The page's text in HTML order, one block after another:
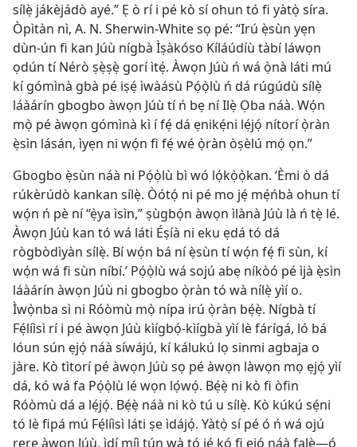
sílẹ̀ jákèjádò ayé.” Ẹ ò rí i pé kò sí ohun tó fi yàtọ̀ síra.
Òpìtàn nì, A. N. Sherwin-White sọ pé: “Irú ẹ̀sùn yẹn
dùn-ún fi kan Júù nígbà Ìṣàkóso Kíláúdíù tàbí láwọn
ọdún tí Nérò ṣẹ̀ṣẹ̀ gorí ìtẹ́. Àwọn Júù ń wá ọ̀nà láti mú
kí gómìnà gbà pé iṣẹ́ ìwàásù Pọ́ọ̀lù ń dá rúgúdù sílẹ̀
láàárín gbogbo àwọn Júù tí ń bẹ ní Ilẹ̀ Ọba náà. Wọ́n
mọ̀ pé àwọn gómìnà kì í fẹ́ dá ẹnikẹ́ni lẹ́jọ́ nítorí ọ̀ràn
ẹ̀sìn lásán, ìyẹn ni wọ́n fi fẹ́ wé ọ̀ràn òṣèlú mọ́ ọn.”
Gbogbo ẹ̀sùn náà ni Pọ́ọ̀lù bì wó lọ́kọ̀ọ̀kan. ‘Èmi ò dá
rúkèrúdò kankan sílẹ̀. Òótọ́ ni pé mo jẹ́ mẹ́ńbà ohun tí
wọ́n ń pè ní “ẹ̀ya ìsìn,” ṣùgbọ́n àwọn ìlànà Júù là ń tẹ̀ lé.
Àwọn Júù kan tó wá láti Éṣíà ni eku ẹdá tó dá
rògbòdìyàn sílẹ̀. Bí wọ́n bá ní ẹ̀sùn tí wọ́n fẹ́ fi sùn, kí
wọ́n wá fi sùn níbí.’ Pọ́ọ̀lù wá sojú abẹ níkòó pé ìjà ẹ̀sìn
láàárín àwọn Júù ni gbogbo ọ̀ràn tó wà nílẹ̀ yìí o.
Ìwọ̀nba sì ni Róòmù mọ̀ nípa irú ọ̀ràn bẹ́ẹ̀. Nígbà tí
Fẹ́líìsì rí i pé àwọn Júù kìígbọ́-kìígbà yìí lè fárígá, ló bá
lóun sún ẹjọ́ náà síwájú, kí kálukú lọ sinmi agbaja o
jàre. Kò tìtorí pé àwọn Júù sọ pé àwọn làwọn mọ ẹjọ́ yìí
dá, kó wá fa Pọ́ọ̀lù lé wọn lọ́wọ́. Bẹ́ẹ̀ ni kò fi òfin
Róòmù dá a lẹ́jọ́. Bẹ́ẹ̀ náà ni kò tú u sílẹ̀. Kò kúkú sẹ́ni
tó lè fipá mú Fẹ́líìsì láti ṣe ìdájọ́. Yàtọ̀ sí pé ó ń wá ojú
rere àwọn Júù, ìdí míì tún wà tó jẹ́ kó fi ẹjọ́ náà falẹ̀—ó